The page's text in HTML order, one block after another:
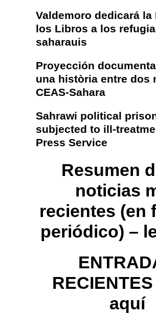
Valdemoro dedicará la
los Libros a los
saharauis
Proyección
una història entre dos
CEAS-Sahara
Sahrawi political
subjected to ill-
Press Service
Resumen
noticias
recientes (en
periódico) –
aquí